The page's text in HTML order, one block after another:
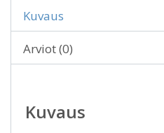
Kuvaus
Arviot (0)
Kuvaus